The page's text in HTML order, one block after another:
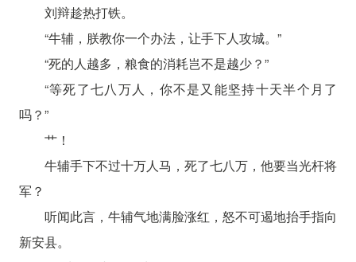
刘辩趁热打铁。
“牛辅，朕教你一个办法，让手下人攻城。”
“死的人越多，粮食的消耗岂不是越少？”
“等死了七八万人，你不是又能坚持十天半个月了
吗？”
艹！
牛辅手下不过十万人马，死了七八万，他要当光杆将
军？
听闻此言，牛辅气地满脸涨红，怒不可遏地抬手指向
新安县。